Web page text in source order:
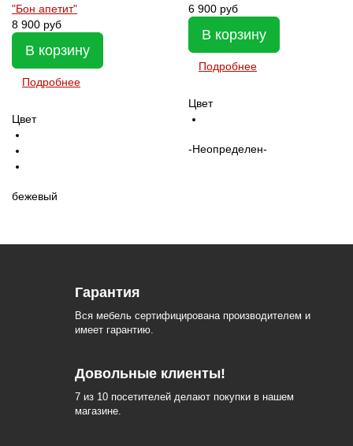
"Бон апетит"
8 900 руб
В корзину
Подробнее
Цвет
бежевый
6 900 руб
В корзину
Подробнее
Цвет
-Неопределен-
Гарантия
Вся мебель сертифицирована производителем и
имеет гарантию.
Довольные клиенты!
7 из 10 посетителей делают покупки в нашем
магазине.